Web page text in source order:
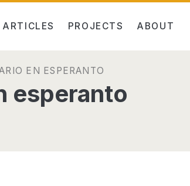
ARTICLES PROJECTS ABOUT
EN ESPERANTO
esperanto